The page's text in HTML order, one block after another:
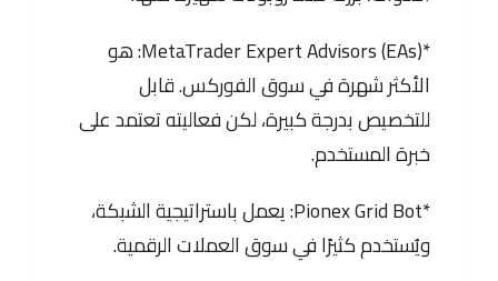
*MetaTrader Expert Advisors (EAs): هو
الأكثر شهرة في سوق الفوركس. قابل
للتخصيص بدرجة كبيرة، لكن فعاليته تعتمد على
خبرة المستخدم.
*Pionex Grid Bot: يعمل باستراتيجية الشبكة،
ويُستخدم كثيرًا في سوق العملات الرقمية.